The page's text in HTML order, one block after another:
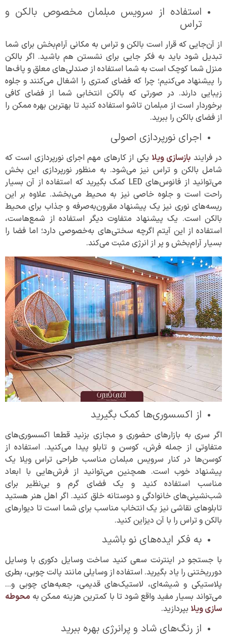
استفاده از سرویس مبلمان مخصوص بالکن و
تراس
از آن‌جایی که قرار است بالکن و تراس به مکانی آرام‌بخش برای شما
تبدیل شود باید به فکر جایی برای نشستن هم باشید. اگر بالکن
منزل شما کوچک است به شما استفاده از صندلی‌های معلق و پاف‌ها
را پیشنهاد می‌کنیم؛ چرا که فضای کمتری را اشغال می‌کنند و جلوه
زیبایی دارند. در صورتی که بالکن انتخابی شما از فضای کافی
برخوردار است از مبلمان تاشو استفاده کنید تا بهترین بهره ممکن را
از فضای بالکن را ببرید.
اجرای نورپردازی اصولی
در فرایند بازسازی ویلایکی از کارهای مهم اجرای نورپردازی است که
شامل بالکن و تراس نیز می‌شود. به منظور نورپردازی این بخش
می‌توانید از فانوس‌های LED کمک بگیرید که استفاده از آن بسیار
راحت است و جلوه خاصی نیز به محیط می‌بخشد. علاوه بر این
ریسه‌های نوری نیز یک پیشنهاد مقرون‌به‌صرفه و جذاب برای محیط
بالکن است. یک پیشنهاد متفاوت دیگر استفاده از شمع‌هاست،
استفاده از این آیتم اگرچه سختی‌های به‌خصوصی دارد؛ اما فضا را
بسیار آرام‌بخش و پر از انرژی مثبت می‌کند.
از اکسسوری‌ها کمک بگیرید
اگر سری به بازارهای حضوری و مجازی بزنید قطعا اکسسوری‌های
متفاوتی از جمله فرش، کوسن و تابلو پیدا می‌کنید. استفاده از
کوسن‌ها در کنار سرویس مبلمان مناسب طراحی تراس ویلا یک
پیشنهاد خوب است. همچنین می‌توانید از فرش‌هایی با ابعاد
مناسب استفاده کنید و یک فضای گرم و بی‌نظیر برای
شب‌نشینی‌های خانوادگی و دوستانه خلق کنید. اگر اهل هنر هستید
تابلوهای نقاشی نیز یک انتخاب مناسب برای شما است تا دیوارهای
بالکن و تراس را با آن دیزاین کنید.
به فکر ایده‌های نو باشید
با جستجو در اینترنت سعی کنید ساخت وسایل دکوری با وسایل
دورریختنی را یاد بگیرید. استفاده از وسایلی مانند پالت چوبی، بطری
پلاستیکی و شیشه‌ای، لاستیک‌های قدیمی، جعبه‌های چوبی و…
می‌تواند بسیار مفید واقع شود تا با کمترین هزینه ممکن به محوطه‌
سازی ویلابپردازید.
از رنگ‌های شاد و پرانرژی بهره ببرید